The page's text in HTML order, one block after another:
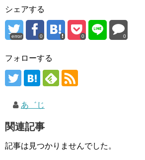
シェアする
error 0 0 0
フォローする
あ゛じ
関連記事
記事は見つかりませんでした。